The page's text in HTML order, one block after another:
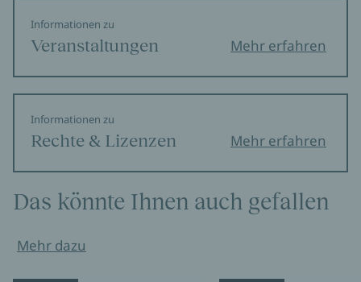
Informationen zu
Veranstaltungen Mehr erfahren
Informationen zu
Rechte & Lizenzen Mehr erfahren
Das könnte Ihnen auch gefallen
Mehr dazu